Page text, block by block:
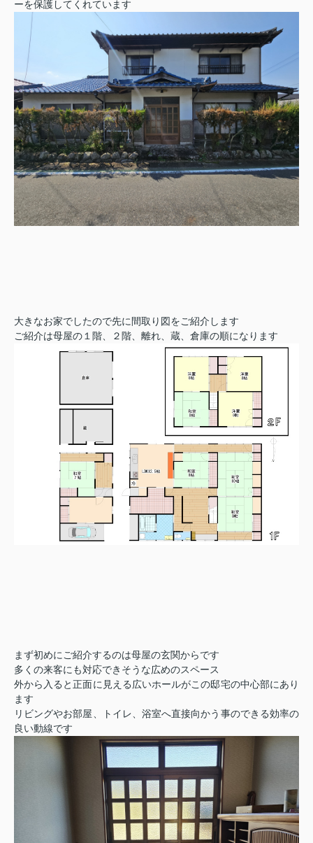
ーを保護してくれています
大きなお家でしたので先に間取り図をご紹介します
ご紹介は母屋の１階、２階、離れ、蔵、倉庫の順になります
まず初めにご紹介するのは母屋の玄関からです
多くの来客にも対応できそうな広めのスペース
外から入ると正面に見える広いホールがこの邸宅の中心部にあり
ます
リビングやお部屋、トイレ、浴室へ直接向かう事のできる効率の
良い動線です